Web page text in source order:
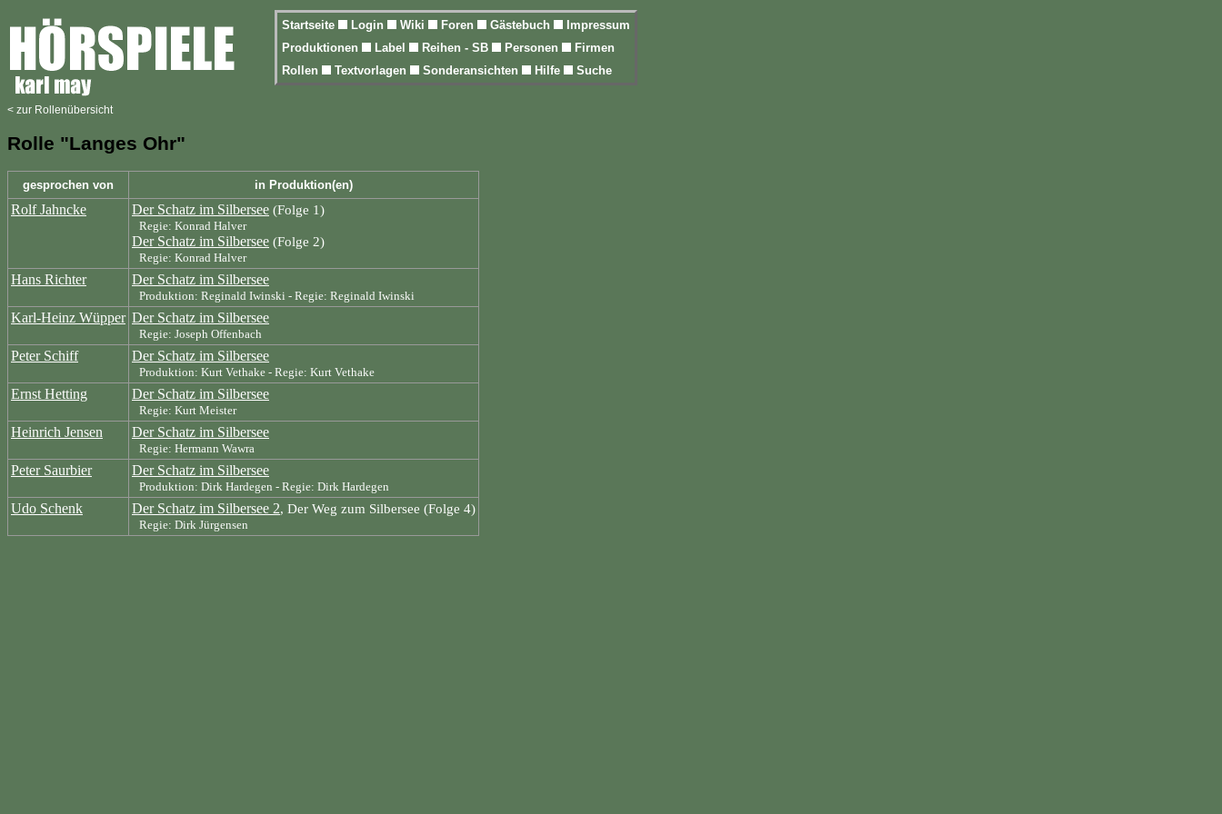
Startseite Login Wiki Foren Gästebuch
Impressum
Produktionen
Label Reihen - SB Personen
Firmen
Rollen
Textvorlagen Sonderansichten Hilfe Suche
< zur Rollenübersicht
Rolle "Langes Ohr"
gesprochen von in Produktion(en)
Rolf Jahncke Der Schatz im Silbersee (Folge 1)
Regie: Konrad Halver
Der Schatz im Silbersee (Folge 2)
Regie: Konrad Halver
Hans Richter Der Schatz im Silbersee
Produktion: Reginald Iwinski - Regie: Reginald Iwinski
Karl-Heinz Wüpper Der Schatz im Silbersee
Regie: Joseph Offenbach
Peter Schiff Der Schatz im Silbersee
Produktion: Kurt Vethake - Regie: Kurt Vethake
Ernst Hetting Der Schatz im Silbersee
Regie: Kurt Meister
Heinrich Jensen Der Schatz im Silbersee
Regie: Hermann Wawra
Peter Saurbier Der Schatz im Silbersee
Produktion: Dirk Hardegen - Regie: Dirk Hardegen
Udo Schenk Der Schatz im Silbersee 2, Der Weg zum Silbersee (Folge 4)
Regie: Dirk Jürgensen